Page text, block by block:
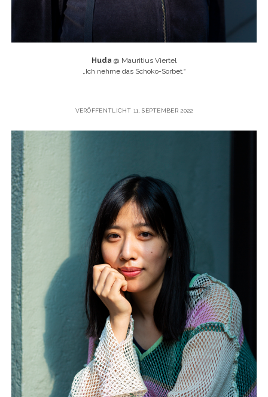
Huda @ Mauritius Viertel
Ich nehme das Schoko-Sorbet.“
VERÖFFENTLICHT 11. SEPTEMBER 2022